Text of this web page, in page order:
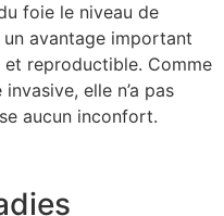
foie le niveau de
un avantage important
reproductible. Comme
elle n’a pas
aucun inconfort.